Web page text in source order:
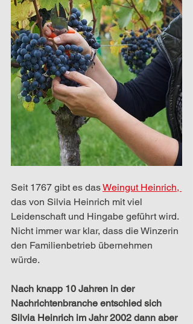
Seit 1767 gibt es das Weingut Heinrich,
das von Silvia Heinrich mit viel
Leidenschaft und Hingabe geführt wird.
Nicht immer war klar, dass die Winzerin
den Familienbetrieb übernehmen
würde.
Nach knapp 10 Jahren in der
Nachrichtenbranche entschied sich
Silvia Heinrich im Jahr 2002 dann aber